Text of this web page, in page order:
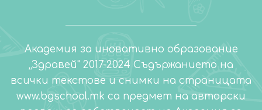
Академия за иновативно образование
„Здравей" 2017-2024 Съдържанието на
всички текстове и снимки на страницата
www.bgschool.mk са предмет на авторски